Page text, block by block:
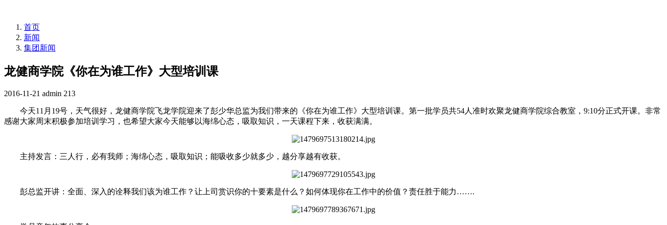
首页
新闻
集团新闻
龙健商学院《你在为谁工作》大型培训课
2016-11-21 admin 213
今天11月19号，天气很好，龙健商学院飞龙学院迎来了彭少华总监为我们带来的《你在为谁工作》大型培训课。第一批学员共54人准时欢聚龙健商学院综合教室，9:10分正式开课。非常
感谢大家周末积极参加培训学习，也希望大家今天能够以海绵心态，吸取知识，一天课程下来，收获满满。
主持发言：三人行，必有我师；海绵心态，吸取知识；能吸收多少就多少，越分享越有收获。
彭总监开讲：全面、深入的诠释我们该为谁工作？让上司赏识你的十要素是什么？如何体现你在工作中的价值？责任胜于能力…….